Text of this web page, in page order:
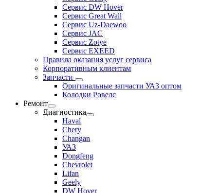
Сервис DW Hover
Сервис Great Wall
Сервис Uz-Daewoo
Сервис JAC
Сервис Zotye
Сервис EXEED
Правила оказания услуг сервиса
Корпоративным клиентам
Запчасти
Оригинальные запчасти УАЗ оптом
Колодки Ровелс
Ремонт
Диагностика
Haval
Chery
Changan
УАЗ
Dongfeng
Chevrolet
Lifan
Geely
DW Hover